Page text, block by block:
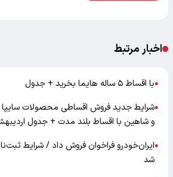
اخبار مرتبط
●با اقساط ۵ ساله هایما بخرید + جدول
●شرایط جدید فروش اقساطی محصولات
و شاهین با اقساط بلند مدت + جدول اردیبهشت
●ایران‌خودرو فراخوان فروش داد / شرایط
شد